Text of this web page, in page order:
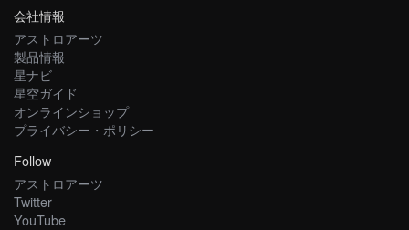
会社情報
アストロアーツ
製品情報
星ナビ
星空ガイド
オンラインショップ
プライバシー・ポリシー
Follow
アストロアーツ
Twitter
YouTube